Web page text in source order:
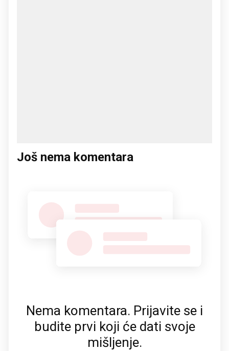
Još nema komentara
Nema komentara. Prijavite se i
budite prvi koji će dati svoje
mišljenje.